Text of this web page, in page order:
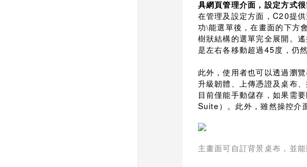
具網頁管理介面，設定方式很
在管理及設定方面，C20提
功\能選單後，在畫面的下方
樹狀結構的選單完全展開。
是左右各移動超過 45 度，仍
此外，使用者也可以透過瀏
升級韌體、上傳憑證及桌布
目前僅能手動儲存，如果需
Suite ）。此外，雖然操控介
主畫面可自訂背景桌布，並